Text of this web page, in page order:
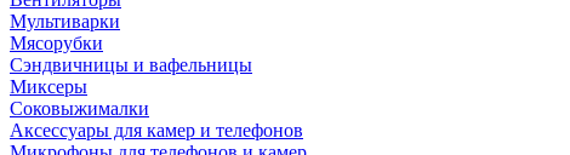
Мультиварки
Мясорубки
Сэндвичницы и вафельницы
Миксеры
Соковыжималки
Аксессуары для камер и телефонов